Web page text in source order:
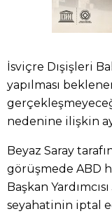
İsviçre Dışişleri
yapılması
nedenine ilişkin
Beyaz Saray
görüşmede ABD
Başkan
seyahatinin iptal